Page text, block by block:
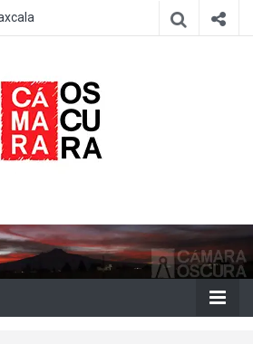
Cámara
Oscura